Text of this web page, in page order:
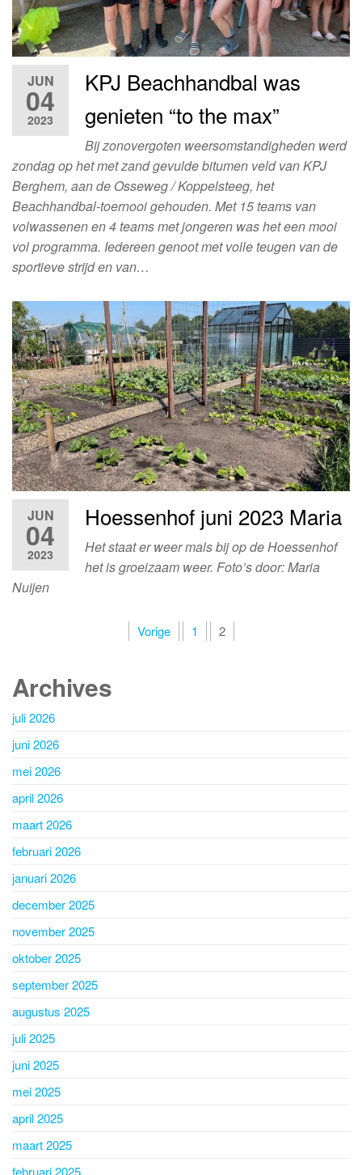
JUN
04
2023
KPJ Beachhandbal was
genieten “to the max”
Bij zonovergoten weersomstandigheden werd
zondag op het met zand gevulde bitumen veld van KPJ
Berghem, aan de Osseweg / Koppelsteeg, het
Beachhandbal-toernooi gehouden. Met 15 teams van
volwassenen en 4 teams met jongeren was het een mooi
vol programma. Iedereen genoot met volle teugen van de
sportieve strijd en van…
JUN
04
2023
Hoessenhof juni 2023 Maria
Het staat er weer mals bij op de Hoessenhof
het is groeizaam weer. Foto’s door: Maria
Nuijen
Vorige 1 2
Archives
juli 2026
juni 2026
mei 2026
april 2026
maart 2026
februari 2026
januari 2026
december 2025
november 2025
oktober 2025
september 2025
augustus 2025
juli 2025
juni 2025
mei 2025
april 2025
maart 2025
februari 2025